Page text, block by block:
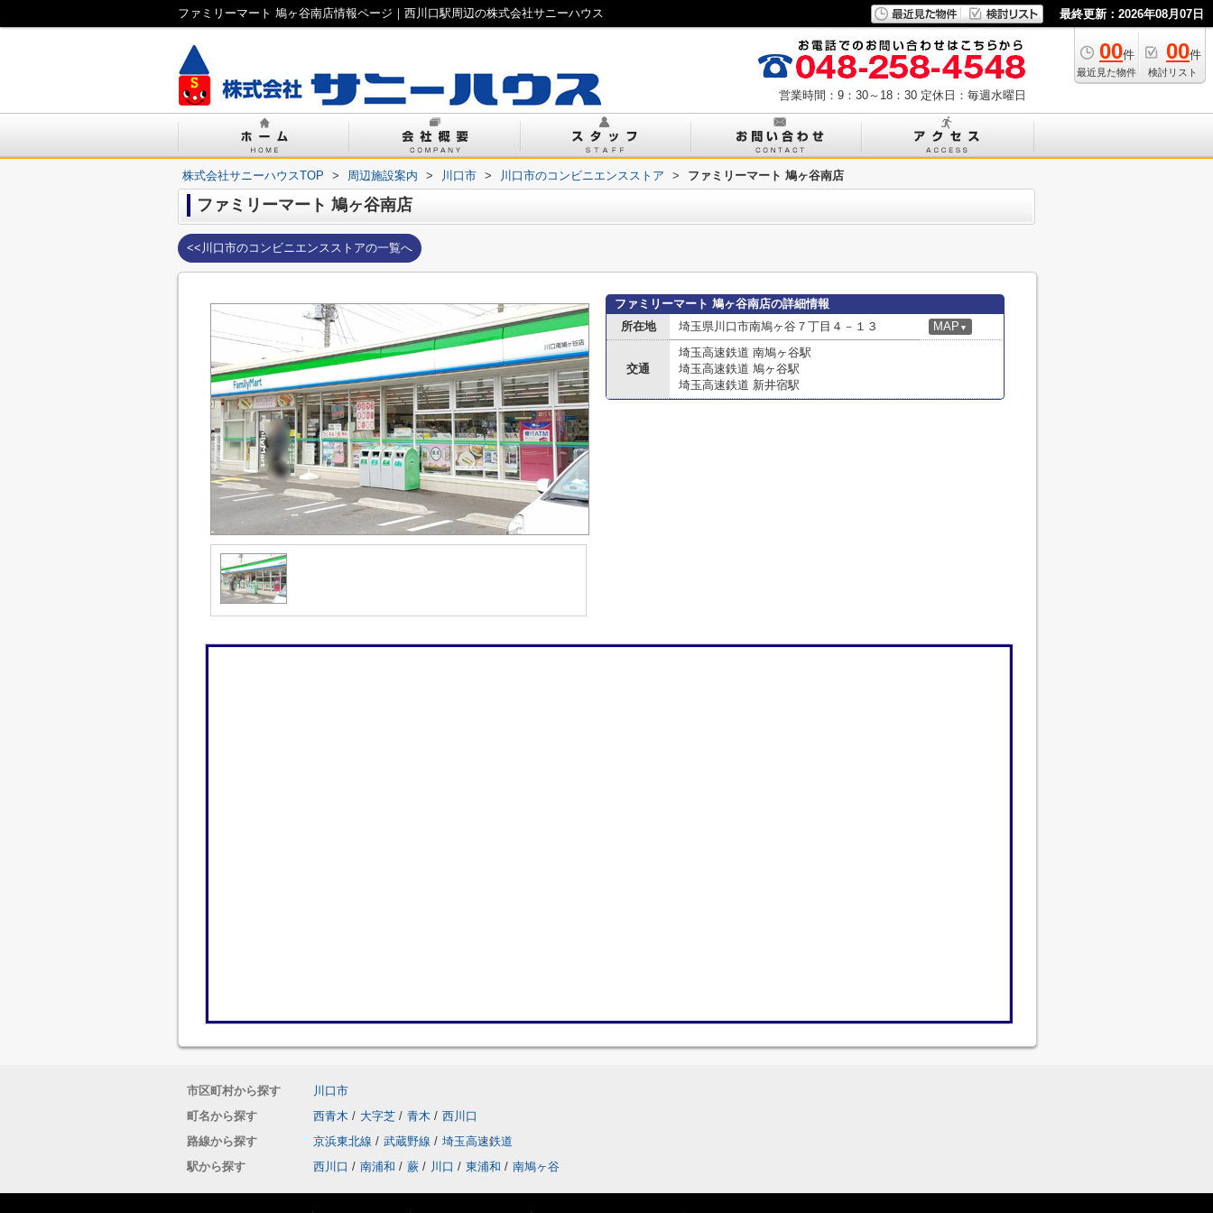
ファミリーマート 鳩ヶ谷南店情報ページ｜西川口駅周辺の株式会社サニーハウス 最終更新：2026年08月07日
00件
最近見た物件
00件
検討リスト
営業時間：9：30～18：30 定休日：毎週水曜日
株式会社サニーハウスTOP > 周辺施設案内 > 川口市 > 川口市のコンビニエンスストア > ファミリーマート 鳩ヶ谷南店
ファミリーマート 鳩ヶ谷南店
<<川口市のコンビニエンスストアの一覧へ
ファミリーマート 鳩ヶ谷南店の詳細情報
所在地
埼玉県川口市南鳩ヶ谷７丁目４－１３ MAP ▼
交通
埼玉高速鉄道 南鳩ヶ谷駅
埼玉高速鉄道 鳩ヶ谷駅
埼玉高速鉄道 新井宿駅
市区町村から探す
川口市
町名から探す
西青木 / 大字芝 / 青木 / 西川口
路線から探す
京浜東北線 / 武蔵野線 / 埼玉高速鉄道
駅から探す
西川口 / 南浦和 / 蕨 / 川口 / 東浦和 / 南鳩ヶ谷